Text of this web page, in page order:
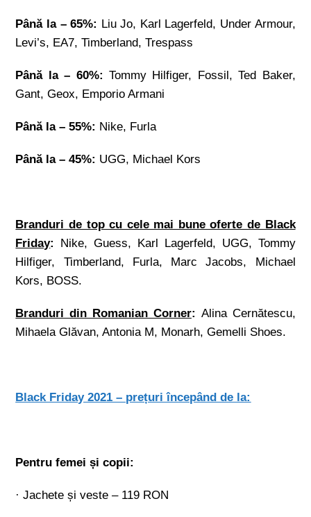
Până la – 65%: Liu Jo, Karl Lagerfeld, Under Armour,
Levi’s, EA7, Timberland, Trespass
Până la– 60%: Tommy Hilfiger, Fossil, Ted Baker,
Gant, Geox, Emporio Armani
Până la– 55%: Nike, Furla
Până la– 45%: UGG, Michael Kors
Branduri de top cu cele mai bune oferte de Black
Friday: Nike, Guess, Karl Lagerfeld, UGG, Tommy
Hilfiger, Timberland, Furla, Marc Jacobs, Michael
Kors, BOSS.
Branduri din Romanian Corner: Alina Cernătescu,
Mihaela Glăvan, Antonia M, Monarh, Gemelli Shoes.
Black Friday 2021 – prețuri începând de la:
Pentru femei și copii:
· Jachete și veste – 119 RON